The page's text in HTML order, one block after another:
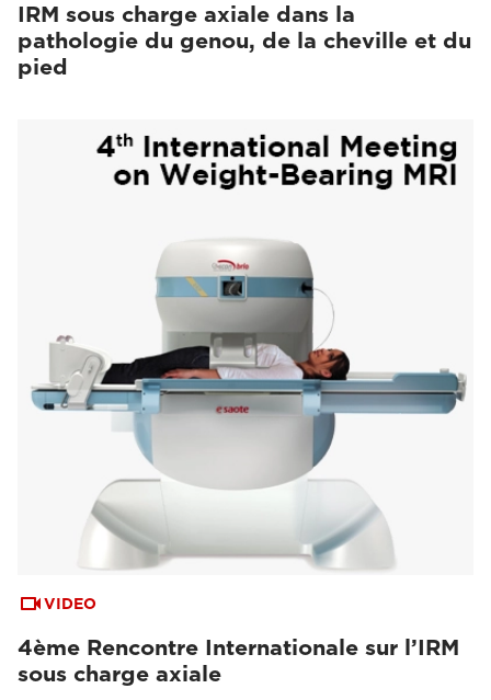
IRM sous charge axiale dans la
pathologie du genou, de la cheville et du
pied
VIDEO
4ème Rencontre Internationale sur l’IRM
sous charge axiale